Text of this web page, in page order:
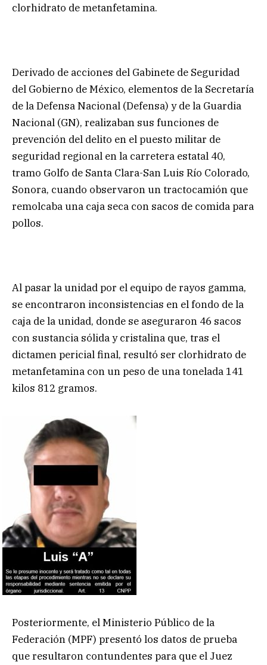
clorhidrato de metanfetamina.
Derivado de acciones del Gabinete de Seguridad
del Gobierno de México, elementos de la Secretaría
de la Defensa Nacional (Defensa) y de la Guardia
Nacional (GN), realizaban sus funciones de
prevención del delito en el puesto militar de
seguridad regional en la carretera estatal 40,
tramo Golfo de Santa Clara-San Luis Río Colorado,
Sonora, cuando observaron un tractocamión que
remolcaba una caja seca con sacos de comida para
pollos.
Al pasar la unidad por el equipo de rayos gamma,
se encontraron inconsistencias en el fondo de la
caja de la unidad, donde se aseguraron 46 sacos
con sustancia sólida y cristalina que, tras el
dictamen pericial final, resultó ser clorhidrato de
metanfetamina con un peso de una tonelada 141
kilos 812 gramos.
Posteriormente, el Ministerio Público de la
Federación (MPF) presentó los datos de prueba
que resultaron contundentes para que el Juez